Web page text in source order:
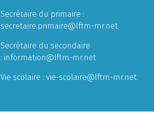
Secrétaire du primaire :
secretaire.primaire@lftm-mr.net
Secrétaire du secondaire
: information@lftm-mr.net
Vie scolaire : vie-scolaire@lftm-mr.net